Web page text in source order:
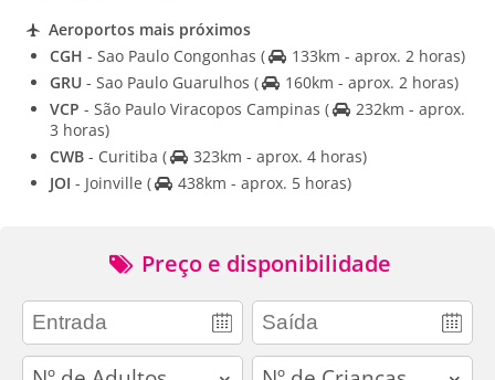
Aeroportos mais próximos
CGH - Sao Paulo Congonhas (
133km - aprox. 2 horas)
GRU - Sao Paulo Guarulhos (
160km - aprox. 2 horas)
VCP - São Paulo Viracopos Campinas (
232km - aprox.
3 horas)
CWB - Curitiba (
323km - aprox. 4 horas)
JOI - Joinville ( 438km - aprox. 5 horas)
Preço e disponibilidade
adults children